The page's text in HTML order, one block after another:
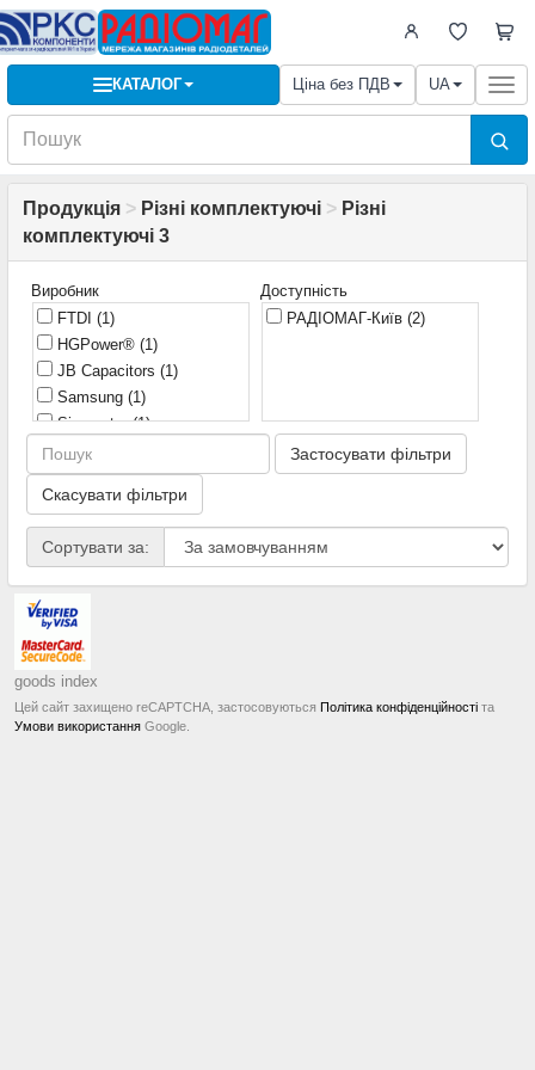
КАТАЛОГ Ціна без ПДВ UA
Продукція > Різні комплектуючі > Різні
комплектуючі 3
Виробник
FTDI (1)
HGPower® (1)
JB Capacitors (1)
Samsung (1)
Sinometer(1)
Доступність
РАДІОМАГ-Київ (2)
Застосувати фільтри
Скасувати фільтри
Сортувати за:
goods index
Цей сайт захищено reCAPTCHA, застосовуються Політика конфіденційності та
Умови використання Google.